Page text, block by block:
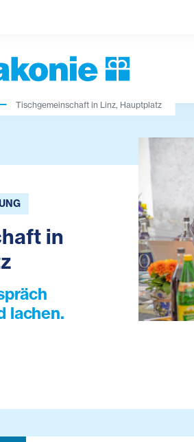
Tischgemeinschaft in Linz, Hauptplatz
in
lachen.